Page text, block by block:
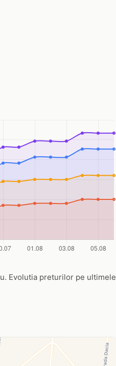
Evolutia preturilor pe ultimele